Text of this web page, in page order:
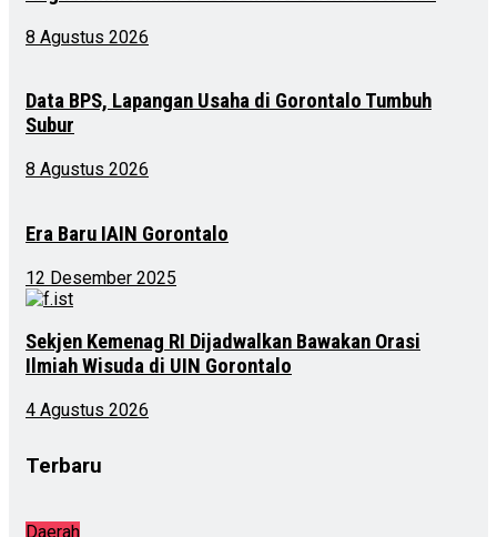
8 Agustus 2026
Data BPS, Lapangan Usaha di Gorontalo Tumbuh
Subur
8 Agustus 2026
Era Baru IAIN Gorontalo
12 Desember 2025
Sekjen Kemenag RI Dijadwalkan Bawakan Orasi
Ilmiah Wisuda di UIN Gorontalo
4 Agustus 2026
Terbaru
Daerah